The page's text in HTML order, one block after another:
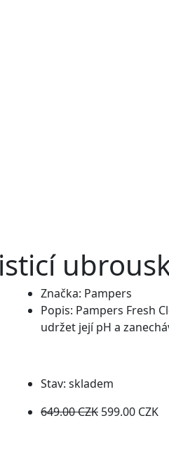
Značka: Pampers
Popis: Pampers Fresh
udržet její pH a
Stav: skladem
649.00 CZK 599.00 CZK